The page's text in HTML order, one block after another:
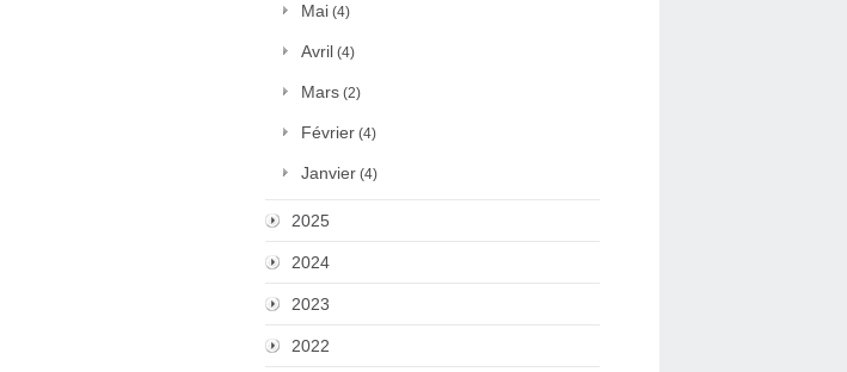
Mai (4)
Avril (4)
Mars (2)
Février (4)
Janvier (4)
2025
2024
2023
2022